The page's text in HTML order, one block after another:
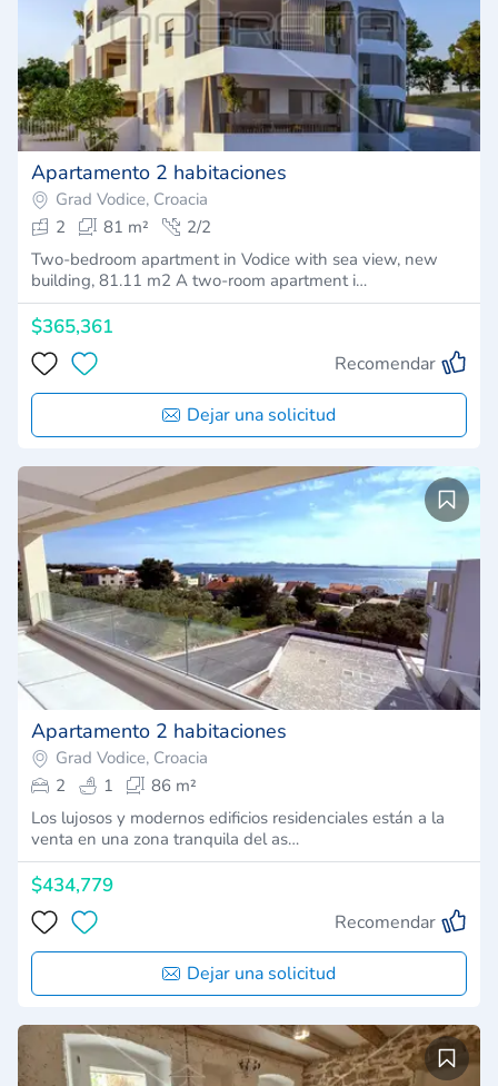
Apartamento 2 habitaciones
Grad Vodice, Croacia
2
81 m²
2/2
Two-bedroom apartment in Vodice with sea view, new
building, 81.11 m2 A two-room apartment i…
$365,361
Recomendar
Dejar una solicitud
Apartamento 2 habitaciones
Grad Vodice, Croacia
2
1
86 m²
Los lujosos y modernos edificios residenciales están a la
venta en una zona tranquila del as…
$434,779
Recomendar
Dejar una solicitud